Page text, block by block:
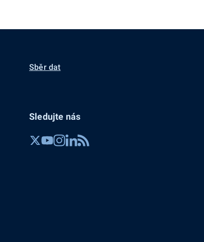
Sběr dat
Sledujte nás